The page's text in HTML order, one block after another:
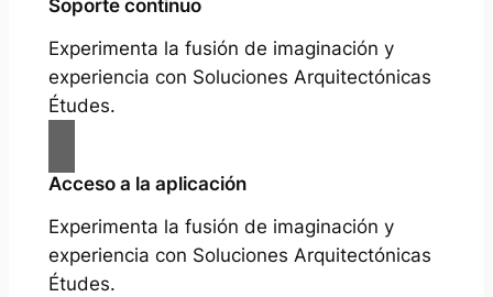
Soporte continuo
Experimenta la fusión de imaginación y
experiencia con Soluciones Arquitectónicas
Études.
Acceso a la aplicación
Experimenta la fusión de imaginación y
experiencia con Soluciones Arquitectónicas
Études.